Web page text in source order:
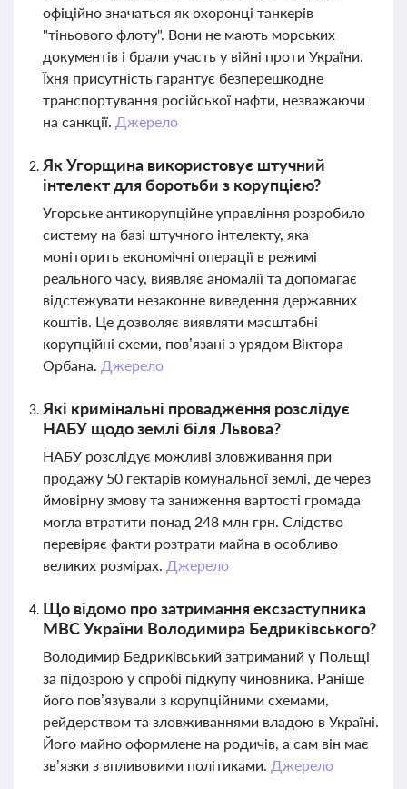
офіційно значаться як охоронці танкерів
"тіньового флоту". Вони не мають морських
документів і брали участь у війні проти України.
Їхня присутність гарантує безперешкодне
транспортування російської нафти, незважаючи
на санкції. Джерело
Як Угорщина використовує штучний
інтелект для боротьби з корупцією?
Угорське антикорупційне управління розробило
систему на базі штучного інтелекту, яка
моніторить економічні операції в режимі
реального часу, виявляє аномалії та допомагає
відстежувати незаконне виведення державних
коштів. Це дозволяє виявляти масштабні
корупційні схеми, пов’язані з урядом Віктора
Орбана. Джерело
Які кримінальні провадження розслідує
НАБУ щодо землі біля Львова?
НАБУ розслідує можливі зловживання при
продажу 50 гектарів комунальної землі, де через
ймовірну змову та заниження вартості громада
могла втратити понад 248 млн грн. Слідство
перевіряє факти розтрати майна в особливо
великих розмірах. Джерело
Що відомо про затримання ексзаступника
МВС України Володимира Бедриківського?
Володимир Бедриківський затриманий у Польщі
за підозрою у спробі підкупу чиновника. Раніше
його пов’язували з корупційними схемами,
рейдерством та зловживаннями владою в Україні.
Його майно оформлене на родичів, а сам він має
зв’язки з впливовими політиками. Джерело